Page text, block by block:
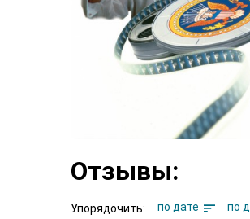
Отзывы:
Упорядочить: по дате по